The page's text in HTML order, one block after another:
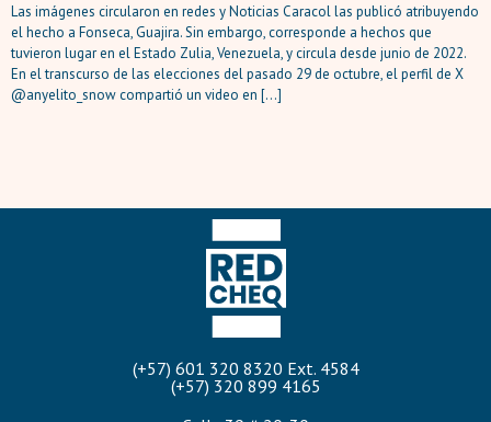
Las imágenes circularon en redes y Noticias Caracol las publicó atribuyendo
el hecho a Fonseca, Guajira. Sin embargo, corresponde a hechos que
tuvieron lugar en el Estado Zulia, Venezuela, y circula desde junio de 2022.
En el transcurso de las elecciones del pasado 29 de octubre, el perfil de X
@anyelito_snow compartió un video en […]
(+57) 601 320 8320 Ext. 4584
(+57) 320 899 4165